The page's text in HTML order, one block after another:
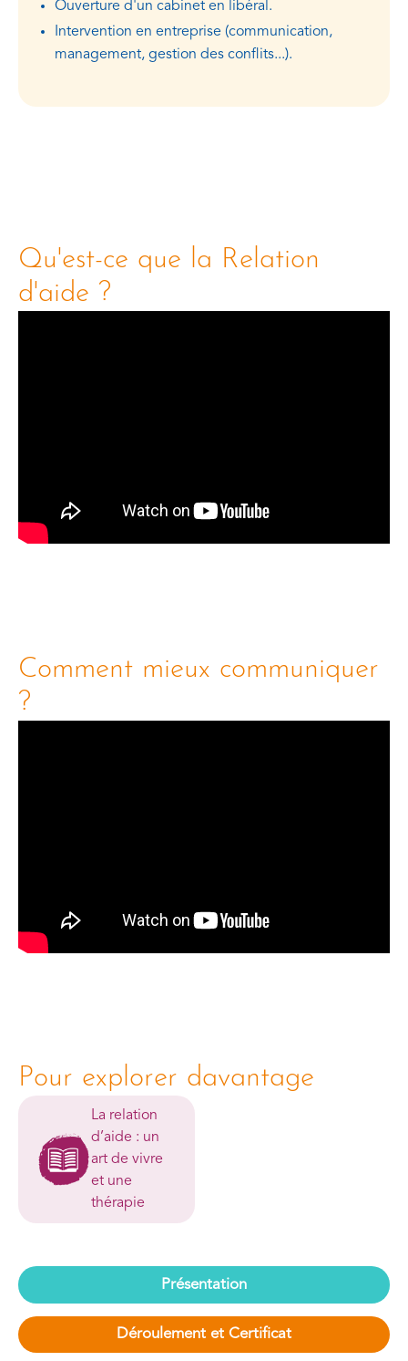
Ouverture d'un cabinet en libéral.
Intervention en entreprise (communication,
management, gestion des conflits...).
Qu'est-ce que la Relation
d'aide ?
Comment mieux communiquer
?
Pour explorer davantage
La relation
d’aide : un
art de vivre
et une
thérapie
Présentation
Déroulement et Certificat